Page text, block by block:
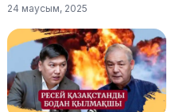
24 маусым, 2025